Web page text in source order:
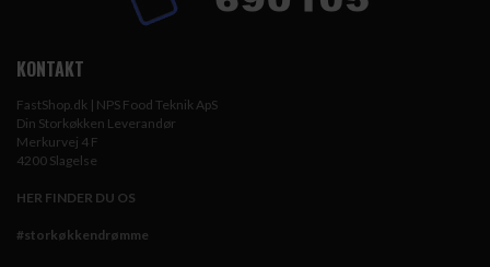
KONTAKT
FastShop.dk | NPS Food Teknik ApS
Din Storkøkken Leverandør
Merkurvej 4 F
4200 Slagelse
HER FINDER DU OS
#storkøkkendrømme